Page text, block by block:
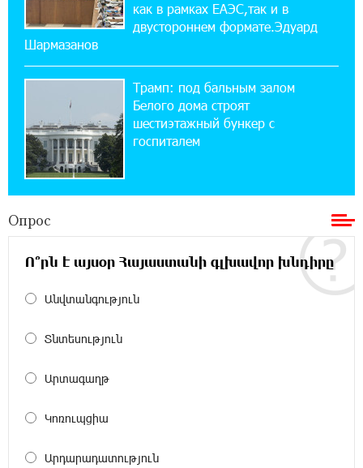
Против кого вооружается Азербайджан?
Аршак Карапетян
12:04:45 23-07-2026
При поддержке Ucom в спортивной школе
Вайка установлена солнечная
электростанция мощностью 15 кВт
20:50:22 22-07-2026
Новые финансовые навыки на «Давидбекских
играх»: Idram&IDBank
Кругом война. А вас вводят в заблуждение.
Центр продаж и обслуживания Ucom в
— ул. Ереванян, 3/47
15:44:07 17-07-2026
Flyone: Idram&IDBank
как в рамках ЕАЭС,так и в
двустороннем формате.Эдуард
Шармазанов
Трамп: под бальным залом
Белого дома строят
шестиэтажный бункер с
госпиталем
Опрос
Ո՞րն է այսօր Հայաստանի գլխավոր խնդիրը
Անվտանգություն
Տնտեսություն
Արտագաղթ
Կոռուպցիա
Արդարադատություն